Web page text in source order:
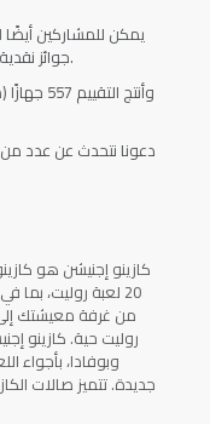
يمكن للمشاركين أيضًا
جوائز نقدية حقيقية إذا كنت تقوم بالتقاط الأهداف.
دعونا نتحدث عن عدد
كازينو إجنيشن هو
20 لعبة روليت،
من غرفة معيشتك
روليت حية. كازينو
وبوفادا، بأجواء
جديدة. تتميز صالات